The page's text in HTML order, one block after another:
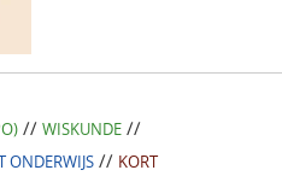
//WISKUNDE //
ONDERWIJS // KORT